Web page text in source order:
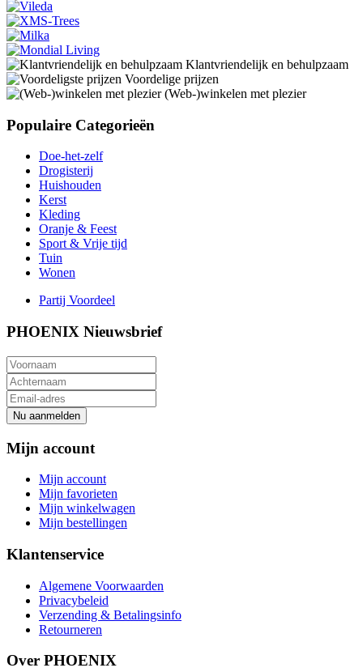
Klantvriendelijk en behulpzaam
Voordelige prijzen
(Web-)winkelen met plezier
Populaire Categorieën
Doe-het-zelf
Drogisterij
Huishouden
Kerst
Kleding
Oranje & Feest
Sport & Vrije tijd
Tuin
Wonen
Partij Voordeel
PHOENIX Nieuwsbrief
Nu aanmelden
Mijn account
Mijn account
Mijn favorieten
Mijn winkelwagen
Mijn bestellingen
Klantenservice
Algemene Voorwaarden
Privacybeleid
Verzending & Betalingsinfo
Retourneren
Over PHOENIX